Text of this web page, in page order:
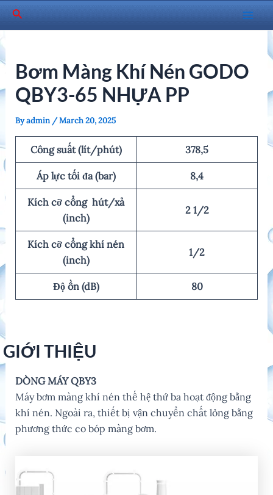
SkipSearch
Main
Bơm Màng Khí Nén GODO
QBY3-65 NHỰA PP
Byadmin /March 20, 2025
Công suất (lít/phút) 378,5
Áp lực tối đa (bar) 8,4
Kích cỡ cổng hút/xả
(inch)
2 1/2
Kích cỡ cổng khí nén
(inch)
1/2
Độ ồn (dB) 80
GIỚI THIỆU
DÒNG MÁY QBY3
Máy bơm màng khí nén thế hệ thứ ba hoạt động bằng
khí nén. Ngoài ra, thiết bị vận chuyển chất lỏng bằng
phương thức co bóp màng bơm.